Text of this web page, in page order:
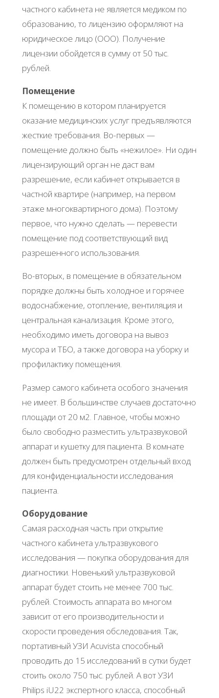
частного кабинета не является медиком по
образованию, то лицензию оформляют на
юридическое лицо (ООО). Получение
лицензии обойдется в сумму от 50 тыс.
рублей.
Помещение
К помещению в котором планируется
оказание медицинских услуг предъявляются
жесткие требования. Во-первых —
помещение должно быть «нежилое». Ни один
лицензирующий орган не даст вам
разрешение, если кабинет открывается в
частной квартире (например, на первом
этаже многоквартирного дома). Поэтому
первое, что нужно сделать — перевести
помещение под соответствующий вид
разрешенного использования.
Во-вторых, в помещение в обязательном
порядке должны быть холодное и горячее
водоснабжение, отопление, вентиляция и
центральная канализация. Кроме этого,
необходимо иметь договора на вывоз
мусора и ТБО, а также договора на уборку и
профилактику помещения.
Размер самого кабинета особого значения
не имеет. В большинстве случаев достаточно
площади от 20 м2. Главное, чтобы можно
было свободно разместить ультразвуковой
аппарат и кушетку для пациента. В комнате
должен быть предусмотрен отдельный вход
для конфиденциальности исследования
пациента.
Оборудование
Самая расходная часть при открытие
частного кабинета ультразвукового
исследования — покупка оборудования для
диагностики. Новенький ультразвуковой
аппарат будет стоить не менее 700 тыс.
рублей. Стоимость аппарата во многом
зависит от его производительности и
скорости проведения обследования. Так,
портативный УЗИ Acuvista способный
проводить до 15 исследований в сутки будет
стоить около 750 тыс. рублей. А вот УЗИ
Philips iU22 экспертного класса, способный